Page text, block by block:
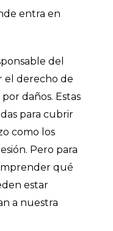
entra en
del
el derecho de
daños. Estas
para cubrir
como los
Pero para
qué
estar
a nuestra